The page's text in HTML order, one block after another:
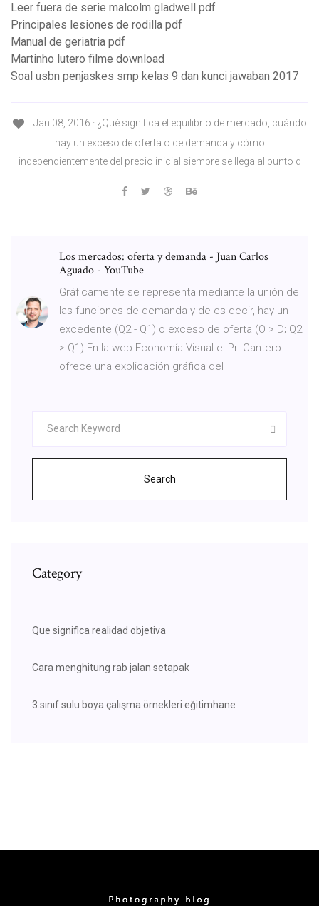
Leer fuera de serie malcolm gladwell pdf
Principales lesiones de rodilla pdf
Manual de geriatria pdf
Martinho lutero filme download
Soal usbn penjaskes smp kelas 9 dan kunci jawaban 2017
Jan 08, 2016 · ¿Qué significa el equilibrio de mercado, cuándo
hay un exceso de oferta o de demanda y cómo
independientemente del precio inicial siempre se llega al punto d
Los mercados: oferta y demanda - Juan Carlos
Aguado - YouTube
Gráficamente se representa mediante la unión de
las funciones de demanda y de es decir, hay un
excedente (Q2 - Q1) o exceso de oferta (O > D; Q2
> Q1) En la web Economía Visual el Pr. Cantero
ofrece una explicación gráfica del
Search
Category
Que significa realidad objetiva
Cara menghitung rab jalan setapak
3.sınıf sulu boya çalışma örnekleri eğitimhane